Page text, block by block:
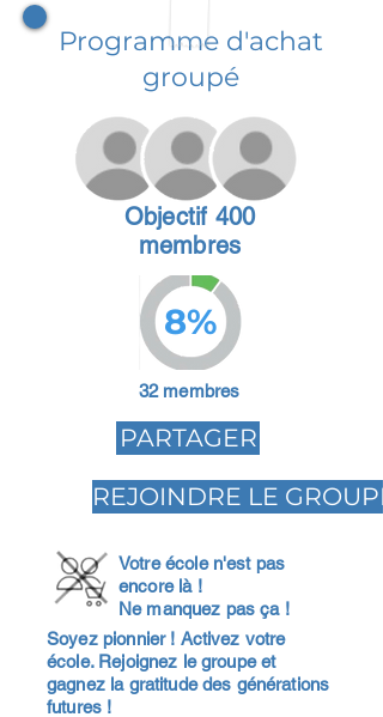
Programme d'achat
groupé
Objectif 400
membres
8%
32 membres
PARTAGER
REJOINDRE LE GROUPE
Votre école n'est pas
encore là !
Ne manquez pas ça !
Soyez pionnier ! Activez votre
école. Rejoignez le groupe et
gagnez la gratitude des générations
futures !